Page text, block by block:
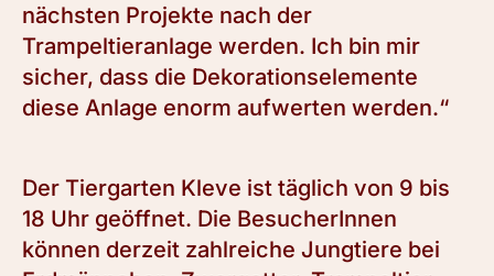
nächsten Projekte nach der
Trampeltieranlage werden. Ich bin mir
sicher, dass die Dekorationselemente
diese Anlage enorm aufwerten werden.“
Der Tiergarten Kleve ist täglich von 9 bis
18 Uhr geöffnet. Die BesucherInnen
können derzeit zahlreiche Jungtiere bei